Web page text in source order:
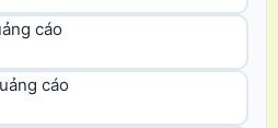
cáo
cáo